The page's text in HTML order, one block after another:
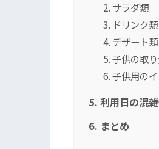
サラダ類
ドリンク類
デザート類
子供の取
子供用の
利用日の混
まとめ